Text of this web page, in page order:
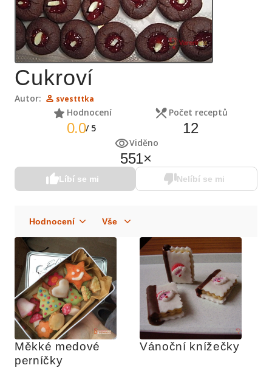
Cukroví
Autor: svestttka
Hodnocení
0.0/ 5
Počet receptů
12
Viděno
551×
Líbí se mi Nelíbí se mi
Měkké medové
perníčky
Vánoční knížečky